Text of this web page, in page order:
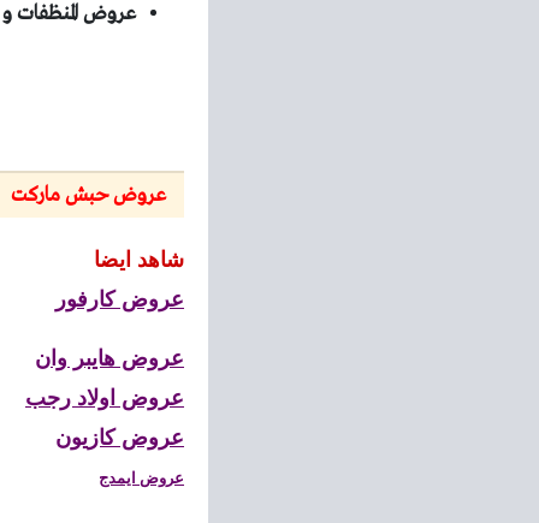
عروض
عروض حبش ماركت
شاهد ايضا
عروض كارفور
عروض هايبر وان
عروض اولاد رجب
عروض كازيون
عروض ايمدج